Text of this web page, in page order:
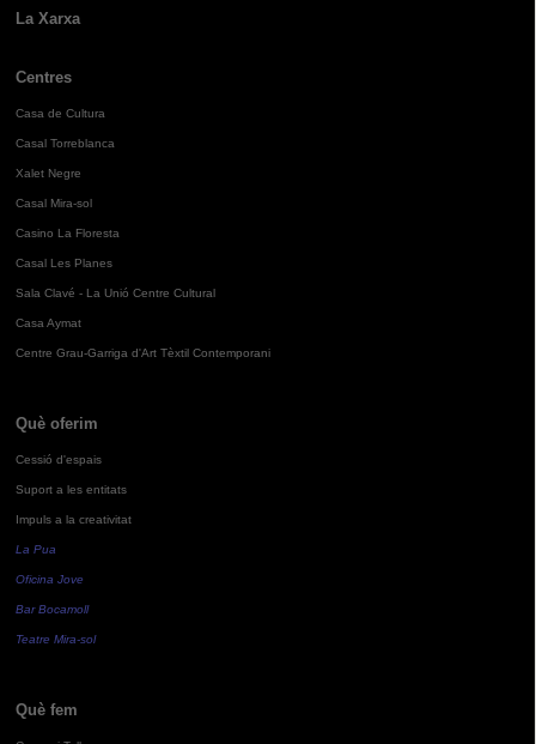
La Xarxa
Centres
Casa de Cultura
Casal Torreblanca
Xalet Negre
Casal Mira-sol
Casino La Floresta
Casal Les Planes
Sala Clavé - La Unió Centre Cultural
Casa Aymat
Centre Grau-Garriga d'Art Tèxtil Contemporani
Què oferim
Cessió d'espais
Suport a les entitats
Impuls a la creativitat
La Pua
Oficina Jove
Bar Bocamoll
Teatre Mira-sol
Què fem